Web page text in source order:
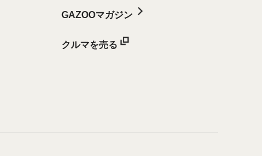
GAZOOマガジン
クルマを売る